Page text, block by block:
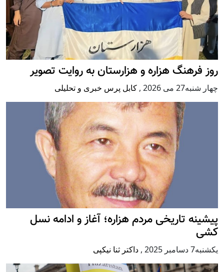
روز فرهنگ هزاره و هزارستان به روایت تصویر
چهار شنبه27 می 2026 , کابل پرس خبری و تحلیلی
پيشينه تاريخی مردم هزاره؛ آغاز و ادامه نسل
کشی
يكشنبه7 دسامبر 2025 , داکتر ثنا نیکپی